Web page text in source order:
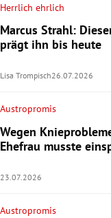
Herrlich ehrlich
Marcus Strahl:
prägt ihn bis heute
Lisa Trompisch26.07.2026
Austropromis
Wegen
Ehefrau musste
23.07.2026
Austropromis